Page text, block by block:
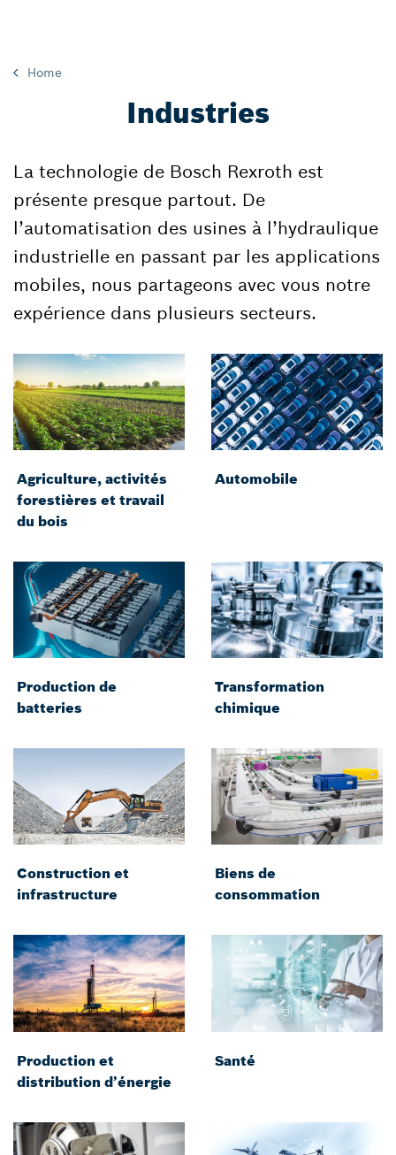
Home
Industries
La technologie de Bosch Rexroth est
présente presque partout. De
l’automatisation des usines à l’hydraulique
industrielle en passant par les applications
mobiles, nous partageons avec vous notre
expérience dans plusieurs secteurs.
Agriculture, activités
forestières et travail
du bois
Automobile
Production de
batteries
Transformation
chimique
Construction et
infrastructure
Biens de
consommation
Production et
distribution d’énergie
Santé